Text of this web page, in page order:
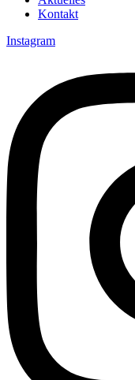
Kontakt
Instagram